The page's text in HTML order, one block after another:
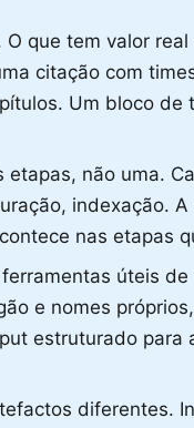
que tem valor
citação com
Um bloco
não uma.
indexação.
nas etapas
úteis
e nomes
estruturado para
diferentes.